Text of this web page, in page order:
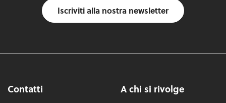
Iscriviti alla nostra newsletter
Contatti A chi si rivolge